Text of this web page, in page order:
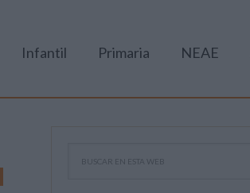
Infantil Primaria NEAE